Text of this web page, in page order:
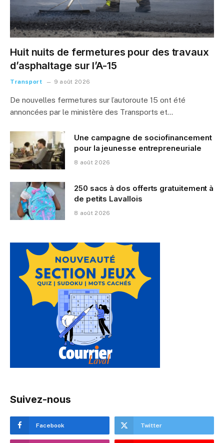
Huit nuits de fermetures pour des travaux
d’asphaltage sur l’A-15
Transport 9 août 2026
De nouvelles fermetures sur l’autoroute 15 ont été
annoncées par le ministère des Transports et…
Une campagne de sociofinancement
pour la jeunesse entrepreneuriale
8 août 2026
250 sacs à dos offerts gratuitement à
de petits Lavallois
8 août 2026
Suivez-nous
Facebook Twitter